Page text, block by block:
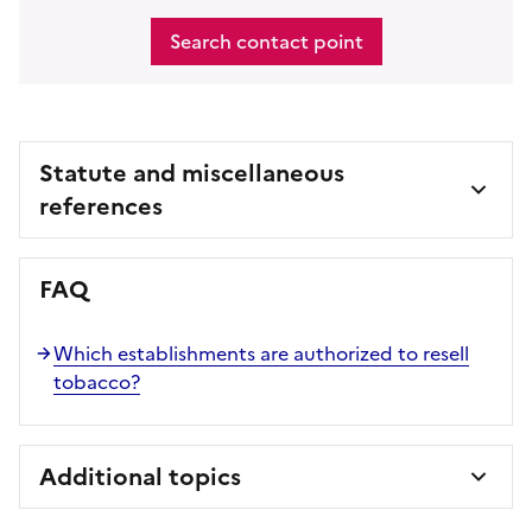
Search contact point
Statute and miscellaneous
references
FAQ
Which establishments are authorized to resell
tobacco?
Additional topics